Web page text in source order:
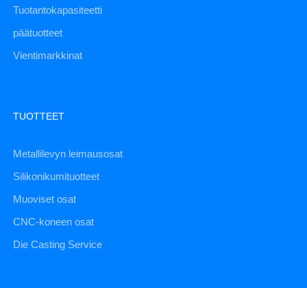
Tuotantokapasiteetti
päätuotteet
Vientimarkkinat
TUOTTEET
Metallilevyn leimausosat
Silikonikumituotteet
Muoviset osat
CNC-koneen osat
Die Casting Service